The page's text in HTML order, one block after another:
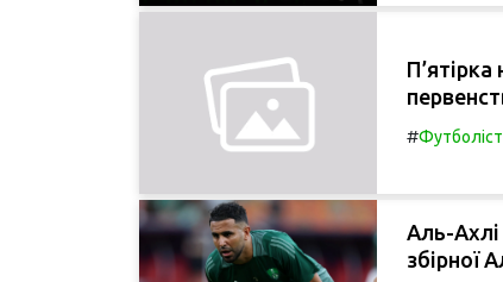
П’ятірка
#Футболіст
Аль-
збірної